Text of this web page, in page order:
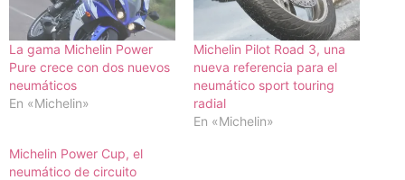
La gama Michelin Power
Pure crece con dos nuevos
neumáticos
En «Michelin»
Michelin Pilot Road 3, una
nueva referencia para el
neumático sport touring
radial
En «Michelin»
Michelin Power Cup, el
neumático de circuito